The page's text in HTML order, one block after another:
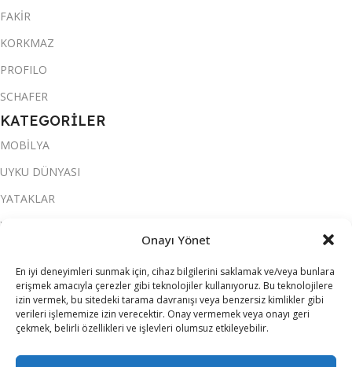
Onayı Yönet
En iyi deneyimleri sunmak için, cihaz bilgilerini saklamak ve/veya bunlara
erişmek amacıyla çerezler gibi teknolojiler kullanıyoruz. Bu teknolojilere
izin vermek, bu sitedeki tarama davranışı veya benzersiz kimlikler gibi
verileri işlememize izin verecektir. Onay vermemek veya onayı geri
çekmek, belirli özellikleri ve işlevleri olumsuz etkileyebilir.
FAKİR
KORKMAZ
PROFILO
SCHAFER
KATEGORİLER
MOBİLYA
UYKU DÜNYASI
YATAKLAR
YATAK ODASI
KOLTUK TAKIMI
YEMEK ODASI
SOFRA & MUTFAK
ELEKTRİKLİ EV ALETLERİ